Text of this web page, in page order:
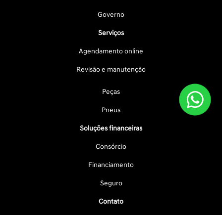
Governo
Serviços
Agendamento online
Revisão e manutenção
Peças
Pneus
Soluções financeiras
Consórcio
Financiamento
Seguro
Contato